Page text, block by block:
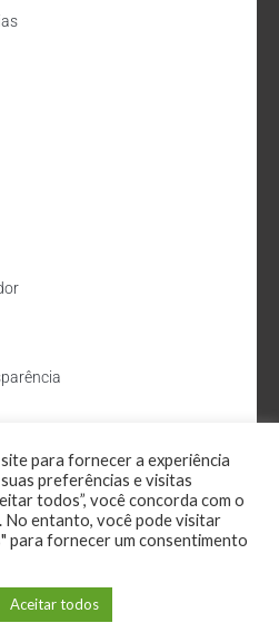
para fornecer a experiência
preferências e visitas
todos”, você concorda com o
No entanto, você pode visitar
para fornecer um consentimento
Aceitar todos